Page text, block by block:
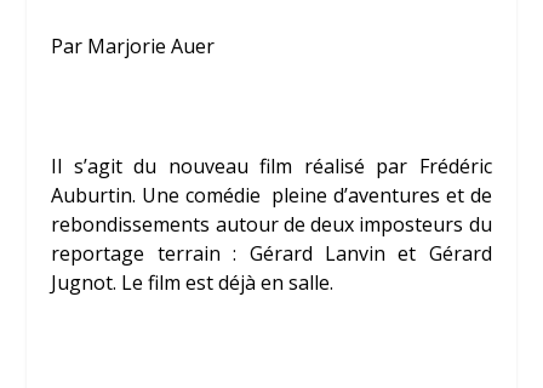
Par Marjorie Auer
Il s’agit du nouveau film réalisé par Frédéric
Auburtin. Une comédie pleine d’aventures et de
rebondissements autour de deux imposteurs du
reportage terrain : Gérard Lanvinet Gérard
Jugnot. Le film est déjà en salle.